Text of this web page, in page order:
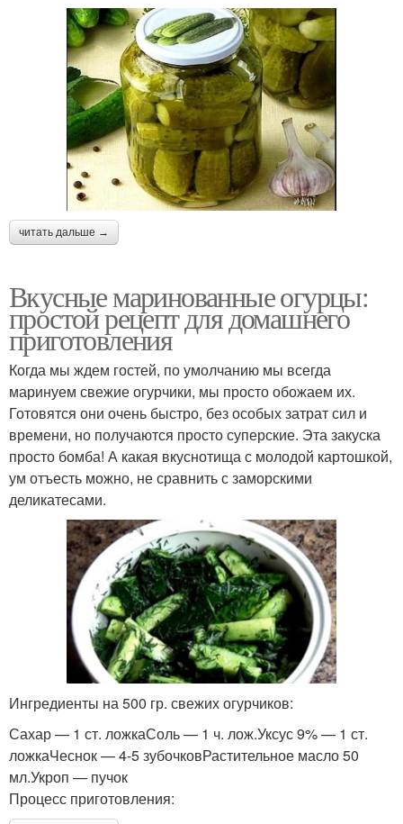
читать дальше →
Вкусные маринованные огурцы:
простой рецепт для домашнего
приготовления
Когда мы ждем гостей, по умолчанию мы всегда
маринуем свежие огурчики, мы просто обожаем их.
Готовятся они очень быстро, без особых затрат сил и
времени, но получаются просто суперские. Эта закуска
просто бомба! А какая вкуснотища с молодой картошкой,
ум отъесть можно, не сравнить с заморскими
деликатесами.
Ингредиенты на 500 гр. свежих огурчиков:
Сахар — 1 ст. ложкаСоль — 1 ч. лож.Уксус 9% — 1 ст.
ложкаЧеснок — 4-5 зубочковРастительное масло 50
мл.Укроп — пучок
Процесс приготовления: